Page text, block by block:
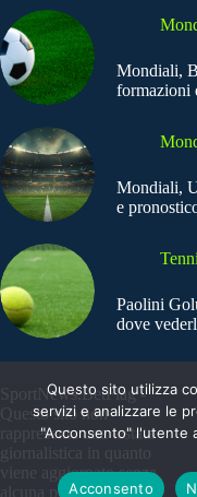
Mondiali,
formazioni
Mondiali,
e
Paolini
dove
SportNews.BetFlag -
Questo sito non
rappresenta una testata
giornalistica in quanto
viene aggiornato senza
alcuna periodicità
Questo sito utilizza
servizi e analizzare le
"Acconsento" l'utente
Acconsento